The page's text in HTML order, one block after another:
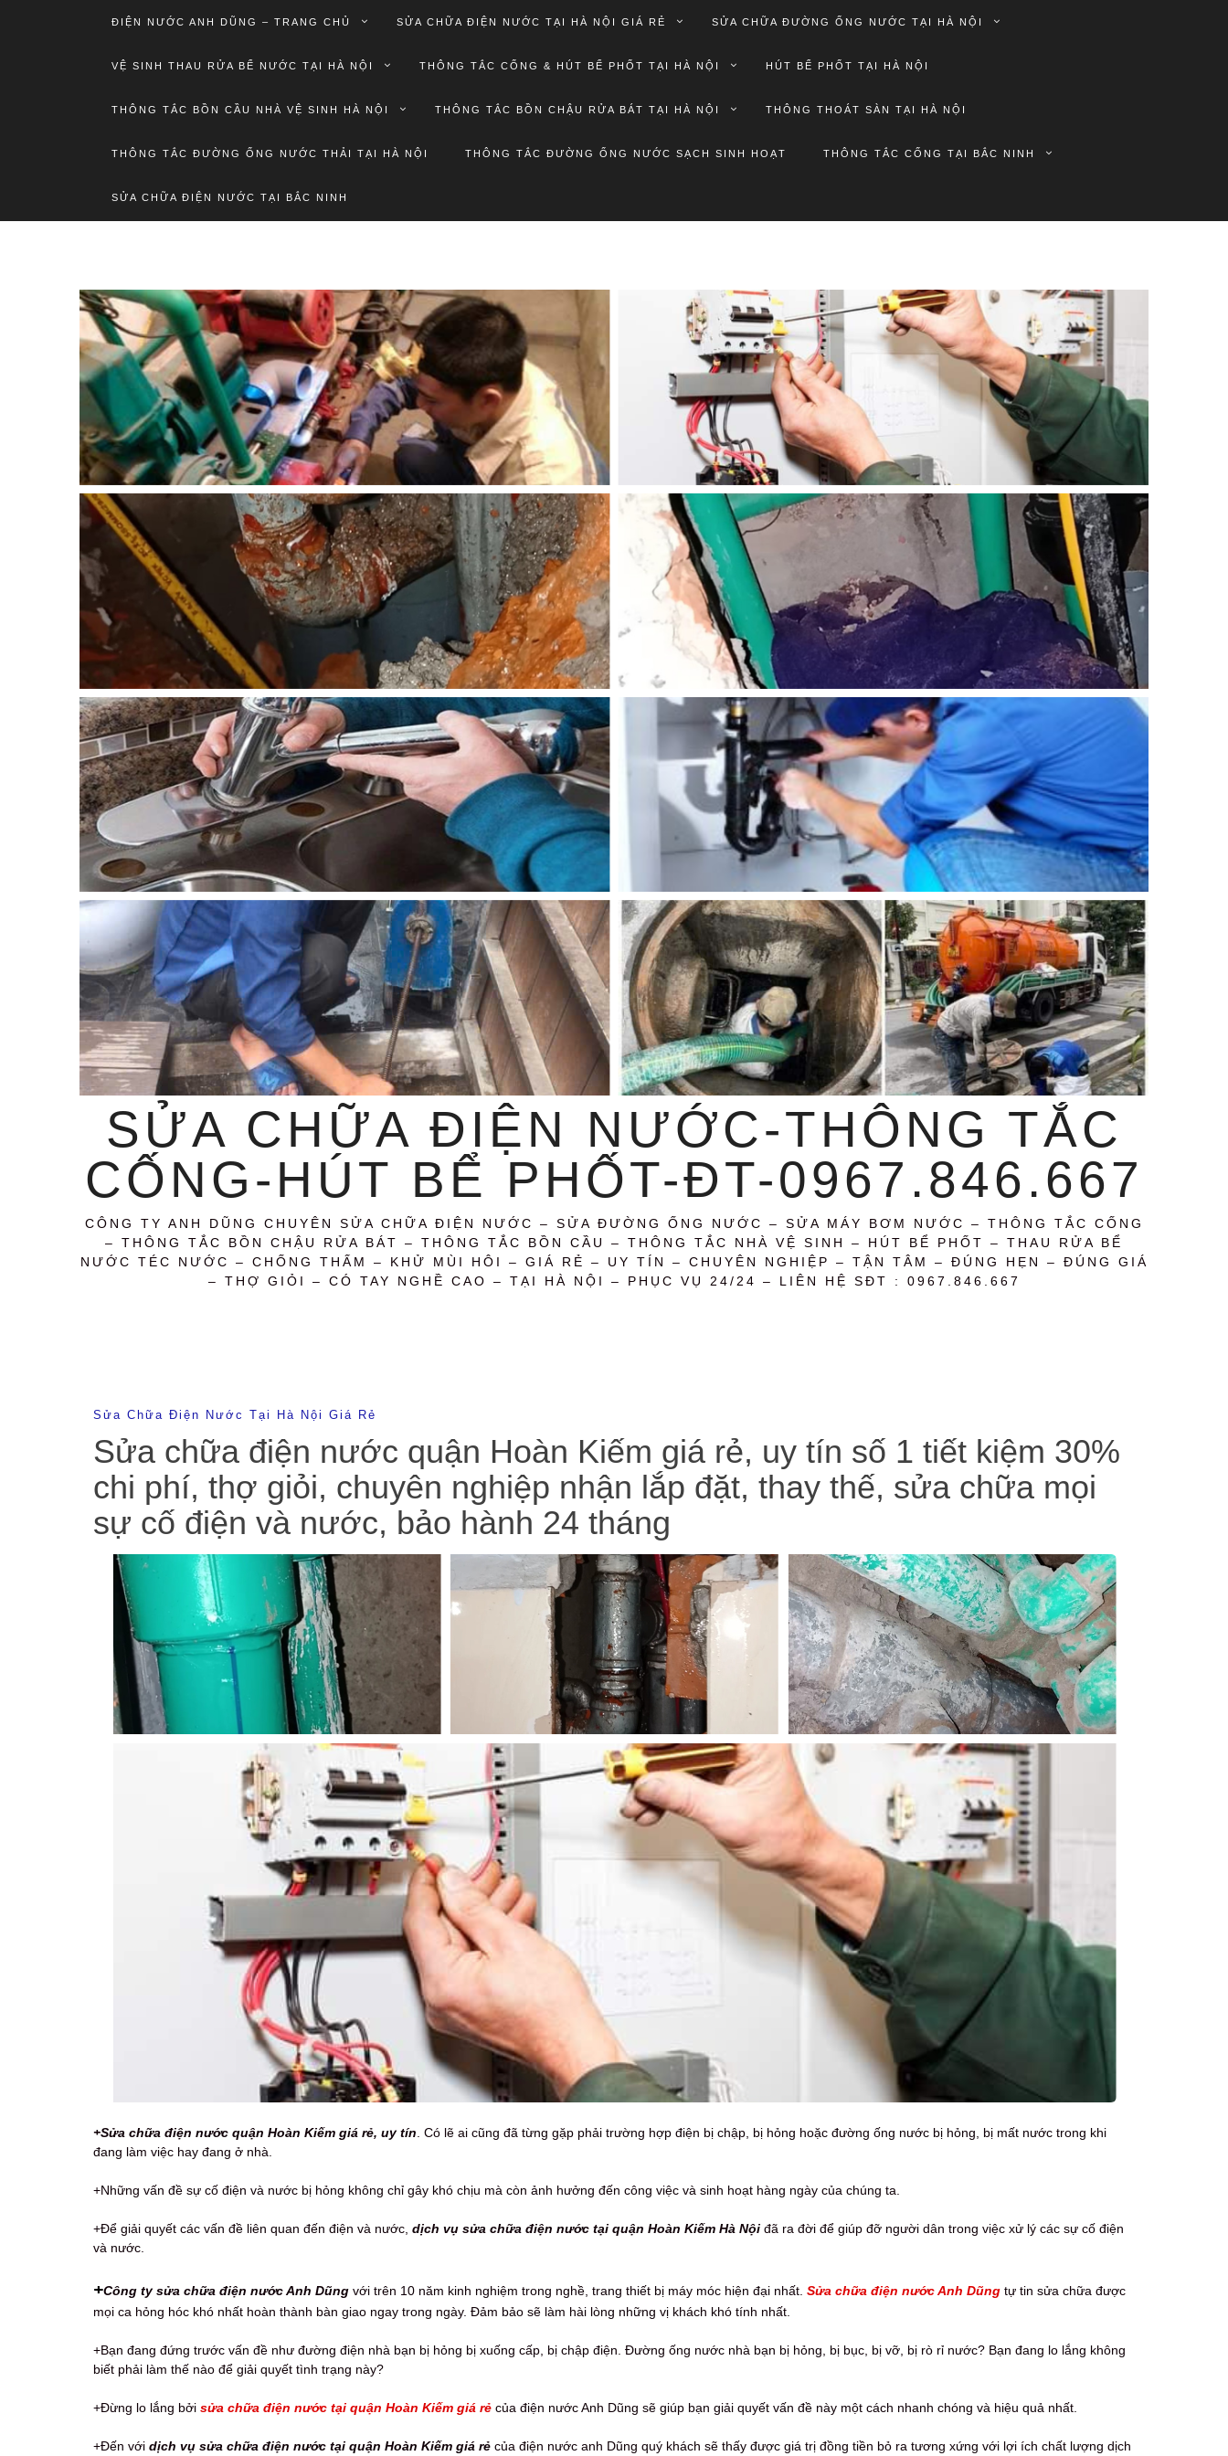
ĐIỆN NƯỚC ANH DŨNG – TRANG CHỦ SỬA CHỮA ĐIỆN NƯỚC TẠI HÀ NỘI GIÁ RẺ SỬA CHỮA ĐƯỜNG ỐNG NƯỚC TẠI HÀ NỘI
VỆ SINH THAU RỬA BỂ NƯỚC TẠI HÀ NỘI THÔNG TẮC CỐNG & HÚT BỂ PHỐT TẠI HÀ NỘI HÚT BỂ PHỐT TẠI HÀ NỘI
THÔNG TẮC BỒN CẦU NHÀ VỆ SINH HÀ NỘI THÔNG TẮC BỒN CHẬU RỬA BÁT TẠI HÀ NỘI THÔNG THOÁT SÀN TẠI HÀ NỘI
THÔNG TẮC ĐƯỜNG ỐNG NƯỚC THẢI TẠI HÀ NỘI THÔNG TẮC ĐƯỜNG ỐNG NƯỚC SẠCH SINH HOẠT THÔNG TẮC CỐNG TẠI BẮC NINH
SỬA CHỮA ĐIỆN NƯỚC TẠI BẮC NINH
SỬA CHỮA ĐIỆN NƯỚC-THÔNG TẮC
CỐNG-HÚT BỂ PHỐT-ĐT-0967.846.667
CÔNG TY ANH DŨNG CHUYÊN SỬA CHỮA ĐIỆN NƯỚC – SỬA ĐƯỜNG ỐNG NƯỚC – SỬA MÁY BƠM NƯỚC – THÔNG TẮC CỐNG
– THÔNG TẮC BỒN CHẬU RỬA BÁT – THÔNG TẮC BỒN CẦU – THÔNG TẮC NHÀ VỆ SINH – HÚT BỂ PHỐT – THAU RỬA BỂ
NƯỚC TÉC NƯỚC – CHỐNG THẤM – KHỬ MÙI HÔI – GIÁ RẺ – UY TÍN – CHUYÊN NGHIỆP – TẬN TÂM – ĐÚNG HẸN – ĐÚNG GIÁ
– THỢ GIỎI – CÓ TAY NGHỀ CAO – TẠI HÀ NỘI – PHỤC VỤ 24/24 – LIÊN HỆ SĐT : 0967.846.667
Sửa Chữa Điện Nước Tại Hà Nội Giá Rẻ
Sửa chữa điện nước quận Hoàn Kiếm giá rẻ, uy tín số 1 tiết kiệm 30%
chi phí, thợ giỏi, chuyên nghiệp nhận lắp đặt, thay thế, sửa chữa mọi
sự cố điện và nước, bảo hành 24 tháng
+Sửa chữa điện nước quận Hoàn Kiếm giá rẻ, uy tín . Có lẽ ai cũng đã từng gặp phải trường hợp điện bị chập, bị hỏng hoặc đường ống nước bị hỏng, bị mất nước trong khi
đang làm việc hay đang ở nhà.
+Những vấn đề sự cố điện và nước bị hỏng không chỉ gây khó chịu mà còn ảnh hưởng đến công việc và sinh hoạt hàng ngày của chúng ta.
+Để giải quyết các vấn đề liên quan đến điện và nước, dịch vụ sửa chữa điện nước tại quận Hoàn Kiếm Hà Nội đã ra đời để giúp đỡ người dân trong việc xử lý các sự cố điện
và nước.
+Công ty sửa chữa điện nước Anh Dũng với trên 10 năm kinh nghiệm trong nghề, trang thiết bị máy móc hiện đại nhất. Sửa chữa điện nước Anh Dũng tự tin sửa chữa được
mọi ca hỏng hóc khó nhất hoàn thành bàn giao ngay trong ngày. Đảm bảo sẽ làm hài lòng những vị khách khó tính nhất.
+Bạn đang đứng trước vấn đề như đường điện nhà bạn bị hỏng bị xuống cấp, bị chập điện. Đường ống nước nhà bạn bị hỏng, bị bục, bị vỡ, bị rò rỉ nước? Bạn đang lo lắng không
biết phải làm thế nào để giải quyết tình trạng này?
+Đừng lo lắng bởi sửa chữa điện nước tại quận Hoàn Kiếm giá rẻ của điện nước Anh Dũng sẽ giúp bạn giải quyết vấn đề này một cách nhanh chóng và hiệu quả nhất.
+Đến với dịch vụ sửa chữa điện nước tại quận Hoàn Kiếm giá rẻ của điện nước anh Dũng quý khách sẽ thấy được giá trị đồng tiền bỏ ra tương xứng với lợi ích chất lượng dịch